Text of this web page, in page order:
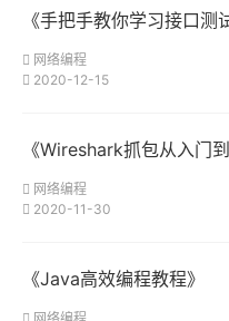
《手把手教你学习接口测
网络编程
2020-12-15
《Wireshark抓包从入门
网络编程
2020-11-30
《Java高效编程教程》